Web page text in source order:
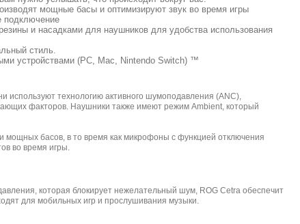
мощные басы и оптимизируют звук во время игры
подключение
и насадками для наушников для удобства использования
стиль.
устройствами (PC, Mac, Nintendo Switch) ™
используют технологию активного шумоподавления (ANC),
факторов. Наушники также имеют режим Ambient, который
мощных басов, в то время как микрофоны с функцией отключения
во время игры.
которая блокирует нежелательный шум, ROG Cetra обеспечит
для мобильных игр и прослушивания музыки.